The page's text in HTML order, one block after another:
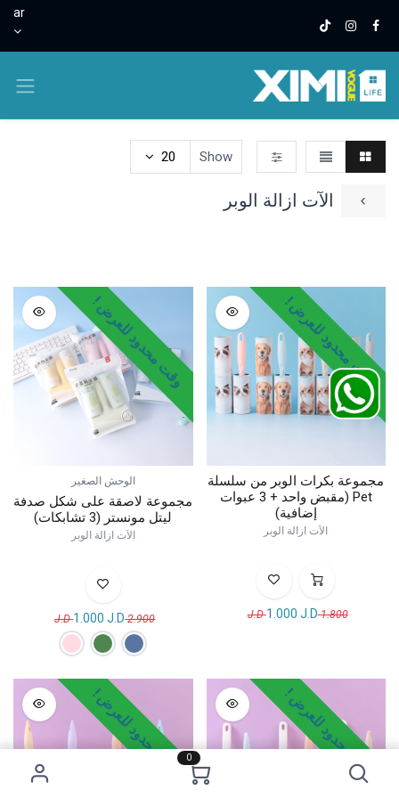
0
ar
الآت ازالة الوبر
Show
20
وقت محدود للعرض !
مجموعة بكرات الوبر من سلسلة
Pet (مقبض واحد + 3 عبوات
إضافية)
الآت ازالة الوبر
1.800
J.D
1.000 J.D
وقت محدود للعرض !
الوحش الصغير
مجموعة لاصقة على شكل صدفة
ليتل مونستر (3 تشابكات)
الآت ازالة الوبر
2.900
J.D
1.000 J.D
وقت محدود للعرض ! وقت محدود للعرض !